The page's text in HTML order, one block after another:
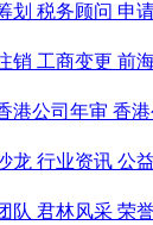
划 税务顾问 申
销 工商变更 前
港公司年审 香
龙 行业资讯 公
队 君林风采 荣